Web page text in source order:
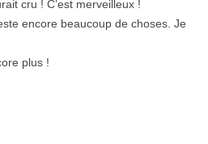
cru ! C’est merveilleux !
encore beaucoup de choses. Je
plus !